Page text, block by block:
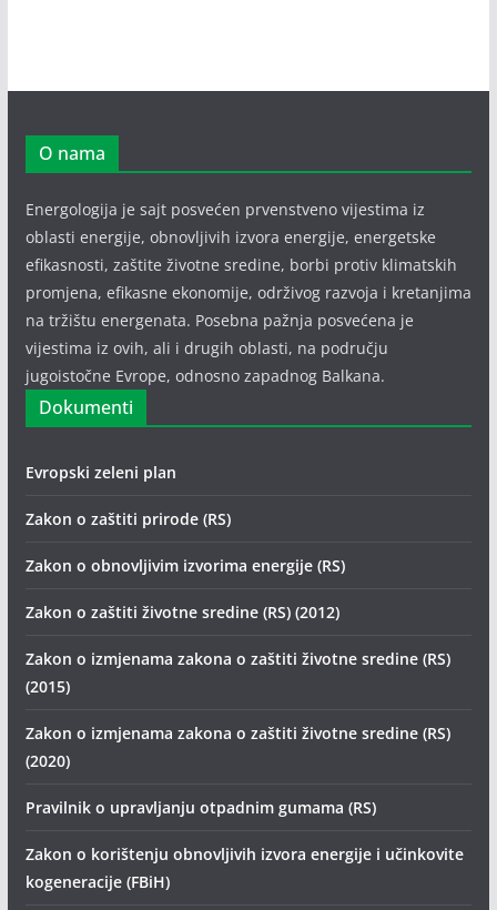
O nama
Energologija je sajt posvećen prvenstveno vijestima iz
oblasti energije, obnovljivih izvora energije, energetske
efikasnosti, zaštite životne sredine, borbi protiv klimatskih
promjena, efikasne ekonomije, održivog razvoja i kretanjima
na tržištu energenata. Posebna pažnja posvećena je
vijestima iz ovih, ali i drugih oblasti, na području
jugoistočne Evrope, odnosno zapadnog Balkana.
Dokumenti
Evropski zeleni plan
Zakon o zaštiti prirode (RS)
Zakon o obnovljivim izvorima energije (RS)
Zakon o zaštiti životne sredine (RS) (2012)
Zakon o izmjenama zakona o zaštiti životne sredine (RS)
(2015)
Zakon o izmjenama zakona o zaštiti životne sredine (RS)
(2020)
Pravilnik o upravljanju otpadnim gumama (RS)
Zakon o korištenju obnovljivih izvora energije i učinkovite
kogeneracije (FBiH)